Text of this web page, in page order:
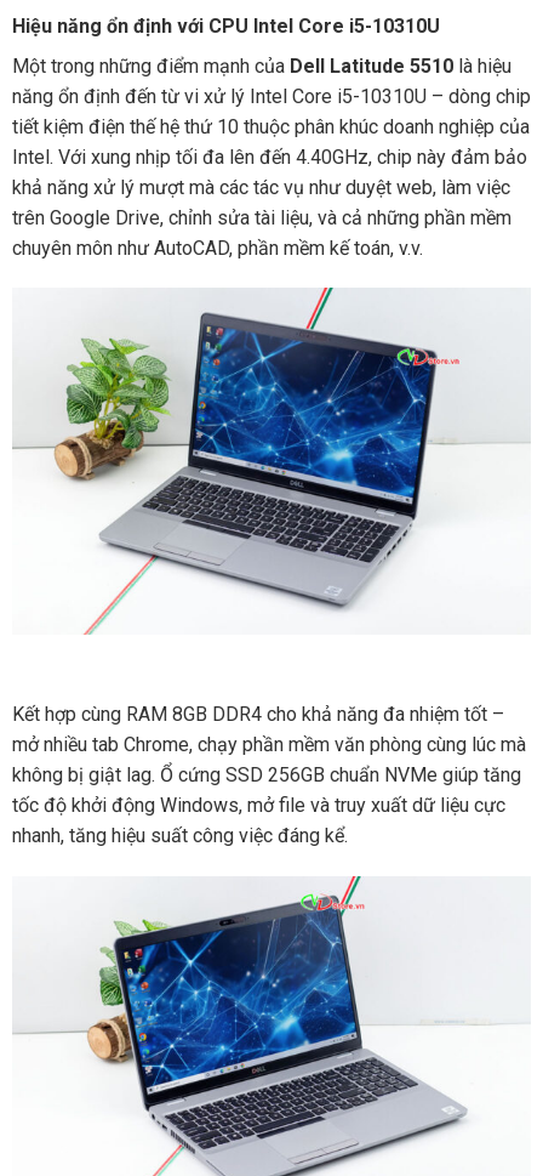
Hiệu năng ổn định với CPU Intel Core i5-10310U
Một trong những điểm mạnh của Dell Latitude 5510là hiệu
năng ổn định đến từ vi xử lý Intel Core i5-10310U – dòng chip
tiết kiệm điện thế hệ thứ 10 thuộc phân khúc doanh nghiệp của
Intel. Với xung nhịp tối đa lên đến 4.40GHz, chip này đảm bảo
khả năng xử lý mượt mà các tác vụ như duyệt web, làm việc
trên Google Drive, chỉnh sửa tài liệu, và cả những phần mềm
chuyên môn như AutoCAD, phần mềm kế toán, v.v.
Kết hợp cùng RAM 8GB DDR4 cho khả năng đa nhiệm tốt –
mở nhiều tab Chrome, chạy phần mềm văn phòng cùng lúc mà
không bị giật lag. Ổ cứng SSD 256GB chuẩn NVMe giúp tăng
tốc độ khởi động Windows, mở file và truy xuất dữ liệu cực
nhanh, tăng hiệu suất công việc đáng kể.